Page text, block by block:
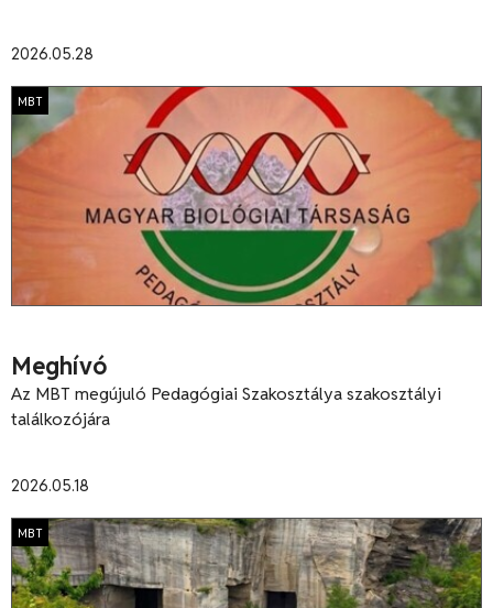
2026.05.28
Meghívó
MBT
2026.05.18
Az MBT megújuló Pedagógiai Szakosztálya szakosztályi
találkozójára
MBT